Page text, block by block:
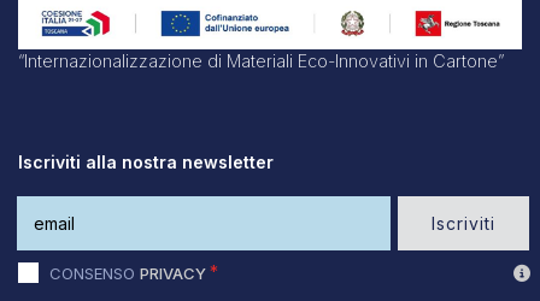
“Internazionalizzazione di Materiali Eco-Innovativi in Cartone”
Iscriviti alla nostra newsletter
Iscriviti
CONSENSO PRIVACY